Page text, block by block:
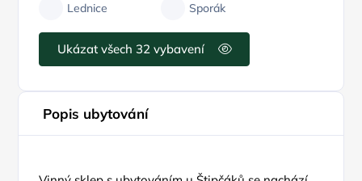
Lednice Sporák
Ukázat všech 32 vybavení
Popis ubytování